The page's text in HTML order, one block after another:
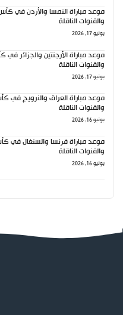
والقنوات الناقلة
يونيو 17, 2026
والقنوات الناقلة
يونيو 17, 2026
والقنوات الناقلة
يونيو 16, 2026
والقنوات الناقلة
يونيو 16, 2026